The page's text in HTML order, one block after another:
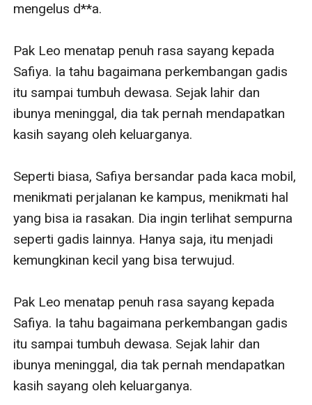
mengelus d**a.
Pak Leo menatap penuh rasa sayang kepada
Safiya. Ia tahu bagaimana perkembangan gadis
itu sampai tumbuh dewasa. Sejak lahir dan
ibunya meninggal, dia tak pernah mendapatkan
kasih sayang oleh keluarganya.
Seperti biasa, Safiya bersandar pada kaca mobil,
menikmati perjalanan ke kampus, menikmati hal
yang bisa ia rasakan. Dia ingin terlihat sempurna
seperti gadis lainnya. Hanya saja, itu menjadi
kemungkinan kecil yang bisa terwujud.
Pak Leo menatap penuh rasa sayang kepada
Safiya. Ia tahu bagaimana perkembangan gadis
itu sampai tumbuh dewasa. Sejak lahir dan
ibunya meninggal, dia tak pernah mendapatkan
kasih sayang oleh keluarganya.